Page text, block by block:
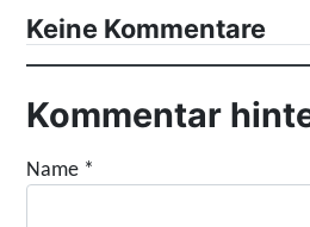
Keine Kommentare
Kommentar
Name *